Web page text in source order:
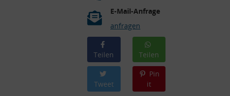
E-Mail-Anfrage
anfragen
Teilen Teilen
Tweet
Pin
it